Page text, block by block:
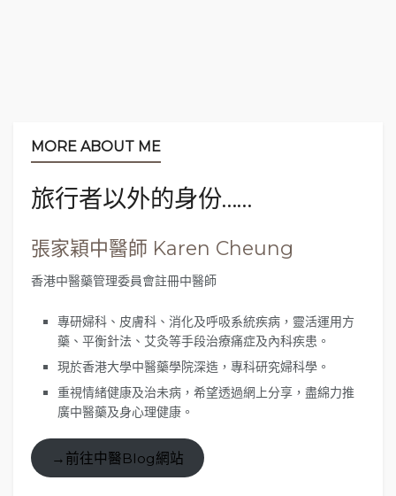
本人口味較清淡，對味精特別敏感，所以現在愈來愈
的餐廳、cafe。
里山Cafe以當季、當地食材作料理，用心烹調，連食
器也特別精緻，喜歡的話可以買回家，餐廳有一個角
落陳列著這些食器，明信片和一些小精品
面，除了午餐原來還有自家製作的甜點供應，很想嘗
試但無奈當時實在吃不下。
MORE ABOUT ME
旅行者以外的身份……
張家穎中醫師 Karen Cheung
香港中醫藥管理委員會註冊中醫師
專研婦科、皮膚科、消化及呼吸系統疾病，靈活運用方
藥、平衡針法、艾灸等手段治療痛症及內科疾患。
現於香港大學中醫藥學院深造，專科研究婦科學。
重視情緒健康及治未病，希望透過網上分享，盡綿力推
廣中醫藥及身心理健康。
→前往中醫Blog網站